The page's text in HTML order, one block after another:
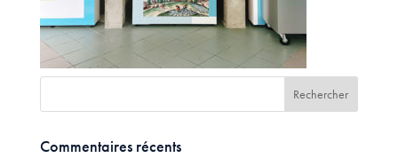
Commentaires récents